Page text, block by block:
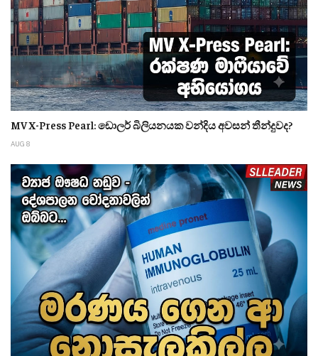
MV X-Press Pearl: ඩොලර් බිලියනයක වන්දිය අවසන් තීන්දුවද?
AUG 8